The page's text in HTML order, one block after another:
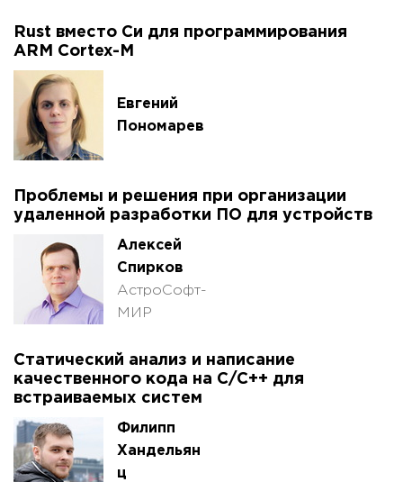
Rust вместо Си для программирования
ARM Cortex-M
Евгений
Пономарев
Проблемы и решения при организации
удаленной разработки ПО для устройств
Алексей
Спирков
АстроСофт-
МИР
Статический анализ и написание
качественного кода на C/C++ для
встраиваемых систем
Филипп
Хандельян
ц